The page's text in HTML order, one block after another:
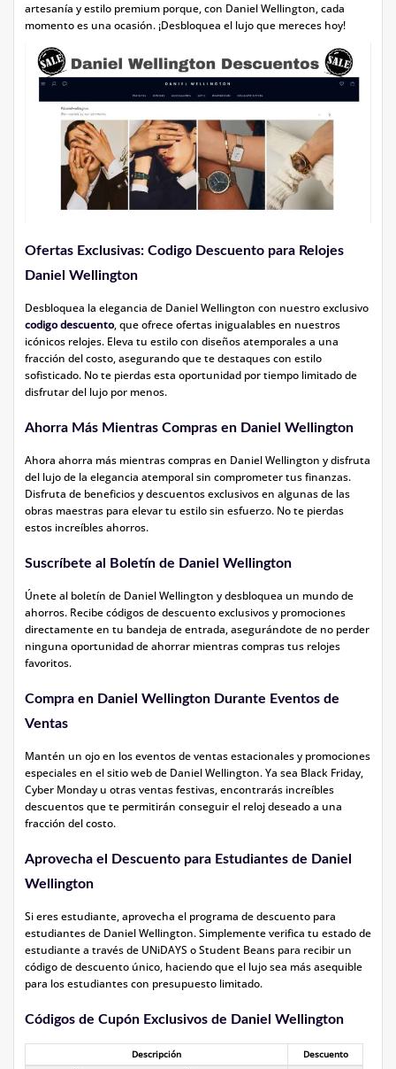
artesanía y estilo premium porque, con Daniel Wellington, cada
momento es una ocasión. ¡Desbloquea el lujo que mereces hoy!
Ofertas Exclusivas: Codigo Descuento para Relojes
Daniel Wellington
Desbloquea la elegancia de Daniel Wellington con nuestro exclusivo
codigo descuento, que ofrece ofertas inigualables en nuestros
icónicos relojes. Eleva tu estilo con diseños atemporales a una
fracción del costo, asegurando que te destaques con estilo
sofisticado. No te pierdas esta oportunidad por tiempo limitado de
disfrutar del lujo por menos.
Ahorra Más Mientras Compras en Daniel Wellington
Ahora ahorra más mientras compras en Daniel Wellington y disfruta
del lujo de la elegancia atemporal sin comprometer tus finanzas.
Disfruta de beneficios y descuentos exclusivos en algunas de las
obras maestras para elevar tu estilo sin esfuerzo. No te pierdas
estos increíbles ahorros.
Suscríbete al Boletín de Daniel Wellington
Únete al boletín de Daniel Wellington y desbloquea un mundo de
ahorros. Recibe códigos de descuento exclusivos y promociones
directamente en tu bandeja de entrada, asegurándote de no perder
ninguna oportunidad de ahorrar mientras compras tus relojes
favoritos.
Compra en Daniel Wellington Durante Eventos de
Ventas
Mantén un ojo en los eventos de ventas estacionales y promociones
especiales en el sitio web de Daniel Wellington. Ya sea Black Friday,
Cyber Monday u otras ventas festivas, encontrarás increíbles
descuentos que te permitirán conseguir el reloj deseado a una
fracción del costo.
Aprovecha el Descuento para Estudiantes de Daniel
Wellington
Si eres estudiante, aprovecha el programa de descuento para
estudiantes de Daniel Wellington. Simplemente verifica tu estado de
estudiante a través de UNiDAYS o Student Beans para recibir un
código de descuento único, haciendo que el lujo sea más asequible
para los estudiantes con presupuesto limitado.
Códigos de Cupón Exclusivos de Daniel Wellington
Descripción
Descuento